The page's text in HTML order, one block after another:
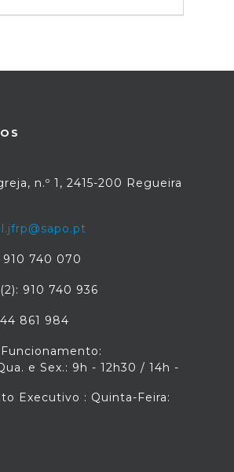
n.º 1, 2415-200 Regueira
740 070
910 740 936
861 984
e Sex.: 9h - 12h30 / 14h -
Executivo : Quinta-Feira: